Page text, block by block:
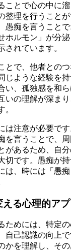
ことで心の中に
整理を行うこと
愚痴を言うこと
ホルモン」が分
されています。
とで、他者との
じような経験を
い、孤独感を和
いの理解が深ま
。
は注意が必要で
を言うことで、
があるため、自
切です。愚痴が
は、時には「愚
える心理的ア
ためには、特定
自己認識の向上
かを理解し、そ